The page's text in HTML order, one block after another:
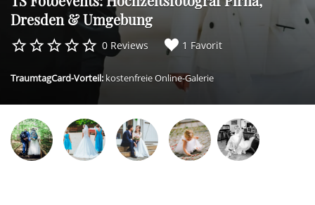
Dresden & Umgebung
0 Reviews 1 Favorit
TraumtagCard-Vorteil: kostenfreie Online-Galerie